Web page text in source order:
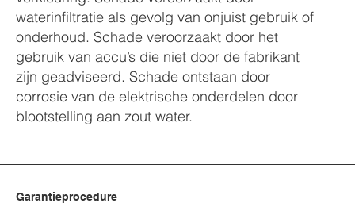
waterinfiltratie als gevolg van onjuist gebruik of
onderhoud. Schade veroorzaakt door het
gebruik van accu’s die niet door de fabrikant
zijn geadviseerd. Schade ontstaan door
corrosie van de elektrische onderdelen door
blootstelling aan zout water.
Garantieprocedure